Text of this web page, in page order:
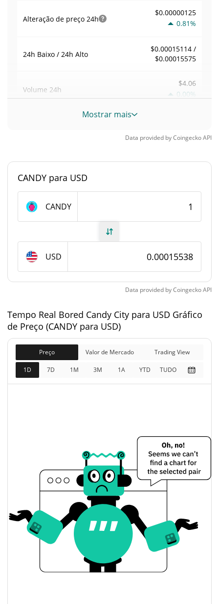
Alteração de preço 24h
$0.00000125
0.81%
24h Baixo / 24h Alto
$0.00015114 /
$0.00015575
Volume 24h
$4.06
0.00%
Volume / Limite de
Posição de mercado
Fornecimento de Bored Candy City
circulação
Fornecimento total
250,000,000 CANDY
Bored Candy City Capitalização de mercado
Capitalização de
mercado
$36,623
0.88%
Totalmente diluído
Limite de mercado
$36,623
1.11%
$0.00015368481
Abertura / Fecho de
$0.00015368481 /
$0.00015368213
A mudança de ontem
Volume de ontem $3.9608544
Histórico do preço do Bored Candy City
Mostrar mais
Data provided byCoingeckoAPI
CANDY para USD
CANDY
USD
Data provided byCoingeckoAPI
Tempo Real Bored Candy City para USD Gráfico
de Preço (CANDY para USD)
Preço Valor de Mercado Trading View
1D 7D 1M 3M 1A YTD TUDO